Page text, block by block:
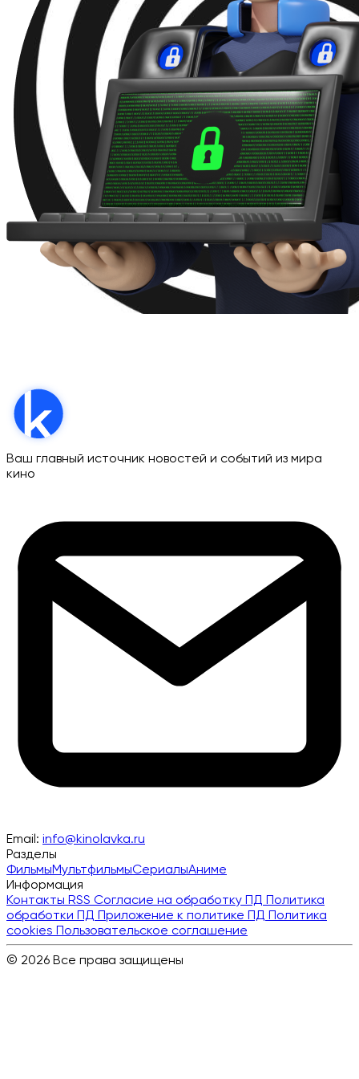
Ваш главный источник новостей и событий из мира
кино
Email: info@kinolavka.ru
Разделы
ФильмыМультфильмыСериалыАниме
Информация
Контакты RSS Согласие на обработку ПД Политика
обработки ПД Приложение к политике ПД Политика
cookies Пользовательское соглашение
© 2026 Все права защищены